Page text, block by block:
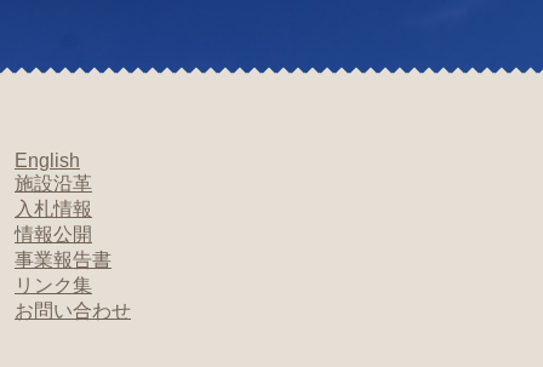
English
施設沿革
入札情報
情報公開
事業報告書
リンク集
お問い合わせ